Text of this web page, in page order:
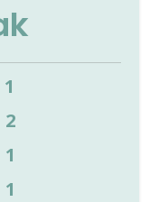
1
2
1
1